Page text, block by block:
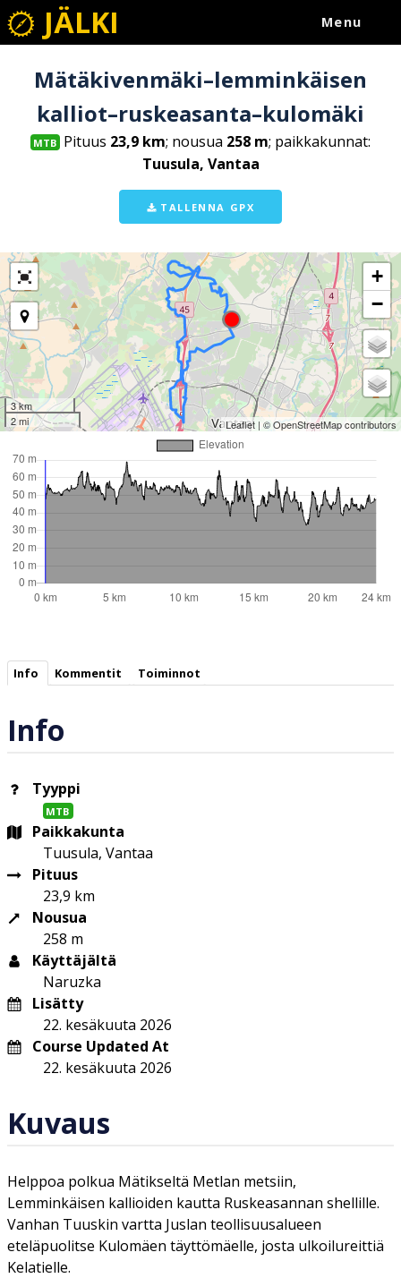
JÄLKI Menu
Mätäkivenmäki–lemminkäisen
kalliot–ruskeasanta–kulomäki
MTB Pituus 23,9 km; nousua 258 m; paikkakunnat:
Tuusula, Vantaa
TALLENNA GPX
+
−
3 km
2 mi
Leaflet | ©OpenStreetMapcontributors
Info Kommentit Toiminnot
Info
Tyyppi
MTB
Paikkakunta
Tuusula, Vantaa
Pituus
23,9 km
Nousua
258 m
Käyttäjältä
Naruzka
Lisätty
22. kesäkuuta 2026
Course Updated At
22. kesäkuuta 2026
Kuvaus
Helppoa polkua Mätikseltä Metlan metsiin,
Lemminkäisen kallioiden kautta Ruskeasannan shellille.
Vanhan Tuuskin vartta Juslan teollisuusalueen
eteläpuolitse Kulomäen täyttömäelle, josta ulkoilureittiä
Kelatielle.